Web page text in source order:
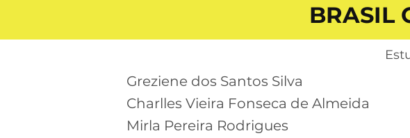
BRASIL
Greziene dos Santos Silva
Charlles Vieira Fonseca de Almeida
Mirla Pereira Rodrigues